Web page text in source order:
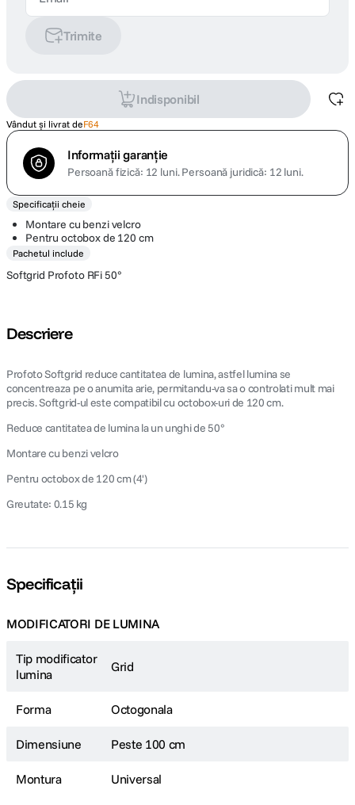
Trimite
Indisponibil
Vândut și livrat deF64
Informații garanție
Persoană fizică: 12 luni.Persoană juridică: 12 luni.
Specificații cheie
Montare cu benzi velcro
Pentru octobox de 120 cm
Pachetul include
Softgrid Profoto RFi 50°
Descriere
Profoto Softgrid reduce cantitatea de lumina, astfel lumina se
concentreaza pe o anumita arie, permitandu-va sa o controlati mult mai
precis. Softgrid-ul este compatibil cu octobox-uri de 120 cm.
Reduce cantitatea de lumina la un unghi de 50°
Montare cu benzi velcro
Pentru octobox de 120 cm (4')
Greutate: 0.15 kg
Specificații
MODIFICATORI DE LUMINA
Tip modificator
lumina
Grid
Forma Octogonala
Dimensiune Peste 100 cm
Montura Universal